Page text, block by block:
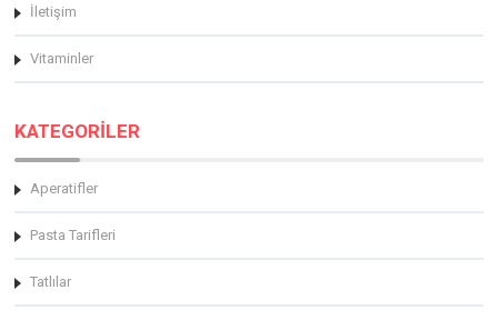
İletişim
Vitaminler
KATEGORİLER
Aperatifler
Pasta Tarifleri
Tatlılar